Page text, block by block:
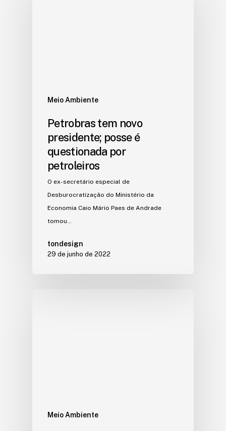
Meio Ambiente
Petrobras tem novo
presidente; posse é
questionada por
petroleiros
O ex-secretário especial de
Desburocratização do Ministério da
Economia Caio Mário Paes de Andrade
tomou…
tondesign
29 de junho de 2022
Meio Ambiente